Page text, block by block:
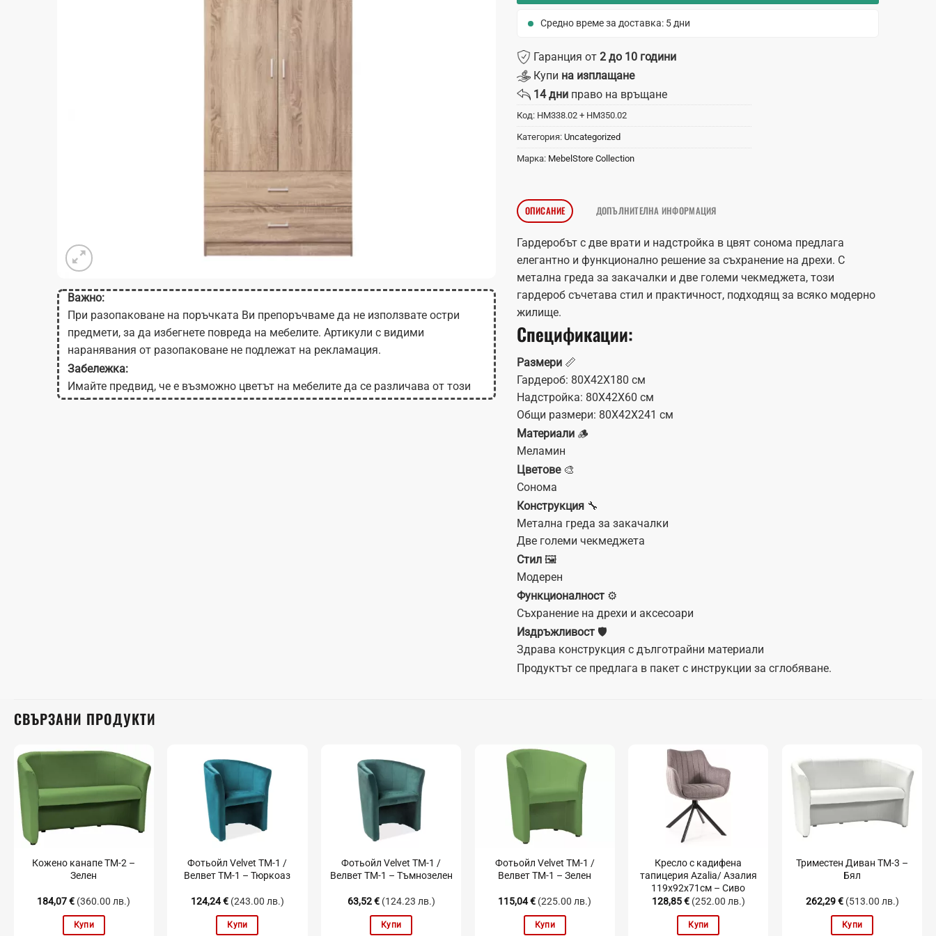
Важно:
При разопаковане на поръчката Ви препоръчваме да не използвате остри
предмети, за да избегнете повреда на мебелите. Артикули с видими
наранявания от разопаковане не подлежат на рекламация.
Забележка:
Имайте предвид, че е възможно цветът на мебелите да се различава от този
на Вашия екран в зависимост от настройките на монитора.
Средно време за доставка: 5 дни
Гаранция от 2 до 10 години
Купи на изплащане
14 дни право на връщане
Код: HM338.02 + HM350.02
Категория: Uncategorized
Марка: MebelStore Collection
ОПИСАНИЕ ДОПЪЛНИТЕЛНА ИНФОРМАЦИЯ
Гардеробът с две врати и надстройка в цвят сонома предлага
елегантно и функционално решение за съхранение на дрехи. С
метална греда за закачалки и две големи чекмеджета, този
гардероб съчетава стил и практичност, подходящ за всяко модерно
жилище.
Спецификации:
Размери 📏
Гардероб: 80Χ42Χ180 см
Надстройка: 80X42X60 см
Общи размери: 80Χ42Χ241 см
Материали 🪵
Меламин
Цветове🎨
Сонома
Конструкция 🔧
Метална греда за закачалки
Две големи чекмеджета
Стил 🖼️
Модерен
Функционалност ⚙️
Съхранение на дрехи и аксесоари
Издръжливост 🛡️
Здрава конструкция с дълготрайни материали
Продуктът се предлага в пакет с инструкции за сглобяване.
СВЪРЗАНИ ПРОДУКТИ
Кожено канапе TM-2 –
Зелен
184,07€ (360.00 лв.)
Купи
Фотьойл Velvet TM-1 /
Велвет TM-1 – Тюркоаз
124,24€ (243.00 лв.)
Купи
Фотьойл Velvet TM-1 /
Велвет TM-1 – Тъмнозелен
63,52€ (124.23 лв.)
Купи
Фотьойл Velvet TM-1 /
Велвет TM-1 – Зелен
115,04€ (225.00 лв.)
Купи
Кресло с кадифена
тапицерия Azalia/ Азалия
119x92x71см – Сиво
128,85€ (252.00 лв.)
Купи
Триместен Диван TM-3 –
Бял
262,29€ (513.00 лв.)
Купи